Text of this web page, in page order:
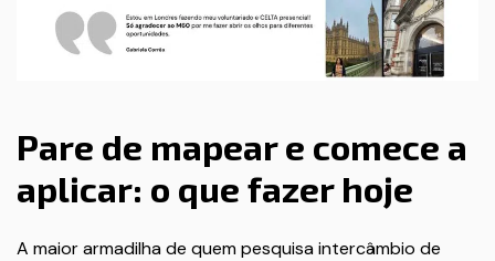
Pare de mapear e comece a
aplicar: o que fazer hoje
A maior armadilha de quem pesquisa intercâmbio de